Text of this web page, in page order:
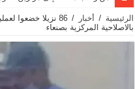
الرئيسية / أخبار /
86 نزيلا خضعوا
بالاصلاحية المركزية بصنعاء